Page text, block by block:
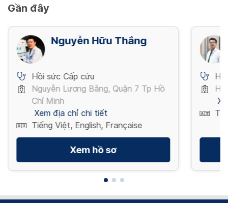
Gần đây
Nguyễn Hữu Thắng
Hồi sức Cấp cứu
Nguyễn Lương Bằng, Quận 7 Tp Hồ
Chí Minh
Xem địa chỉ chi tiết
Tiếng Việt, English, Française
Xem hồ sơ